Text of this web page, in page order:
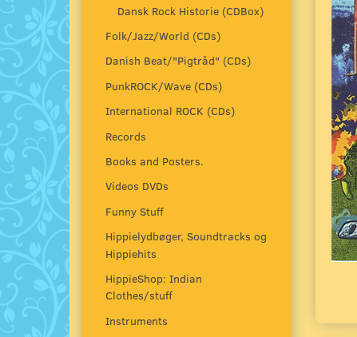
Dansk Rock Historie (CDBox)
Folk/Jazz/World (CDs)
Danish Beat/"Pigtråd" (CDs)
PunkROCK/Wave (CDs)
International ROCK (CDs)
Records
Books and Posters.
Videos DVDs
Funny Stuff
Hippielydbøger, Soundtracks og
Hippiehits
HippieShop: Indian
Clothes/stuff
Instruments